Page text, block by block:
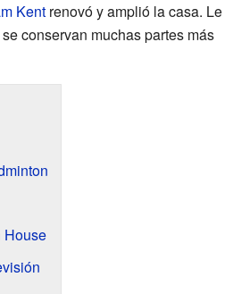
Kentrenovó y amplió la casa. Le
conservan muchas partes más
House